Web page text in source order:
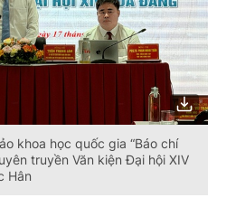
khoa học quốc gia “Báo chí
truyền Văn kiện Đại hội XIV
Hân